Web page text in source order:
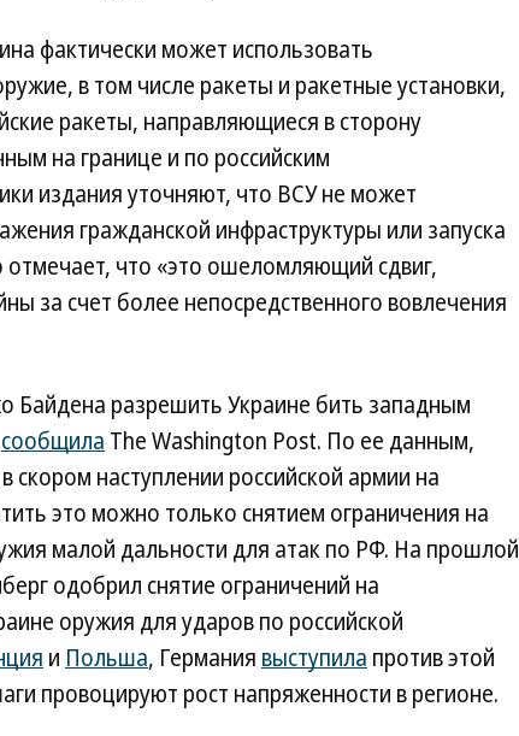
фактически может использовать
в том числе ракеты и ракетные установки,
ракеты, направляющиеся в сторону
на границе и по российским
издания уточняют, что ВСУ не может
гражданской инфраструктуры или запуска
что «это ошеломляющий сдвиг,
за счет более непосредственного вовлечения
Байдена разрешить Украине бить западным
сообщила The Washington Post. По ее данным,
скором наступлении российской армии на
это можно только снятием ограничения на
малой дальности для атак по РФ. На прошлой
одобрил снятие ограничений на
оружия для ударов по российской
и Польша, Германия выступила против этой
провоцируют рост напряженности в регионе.